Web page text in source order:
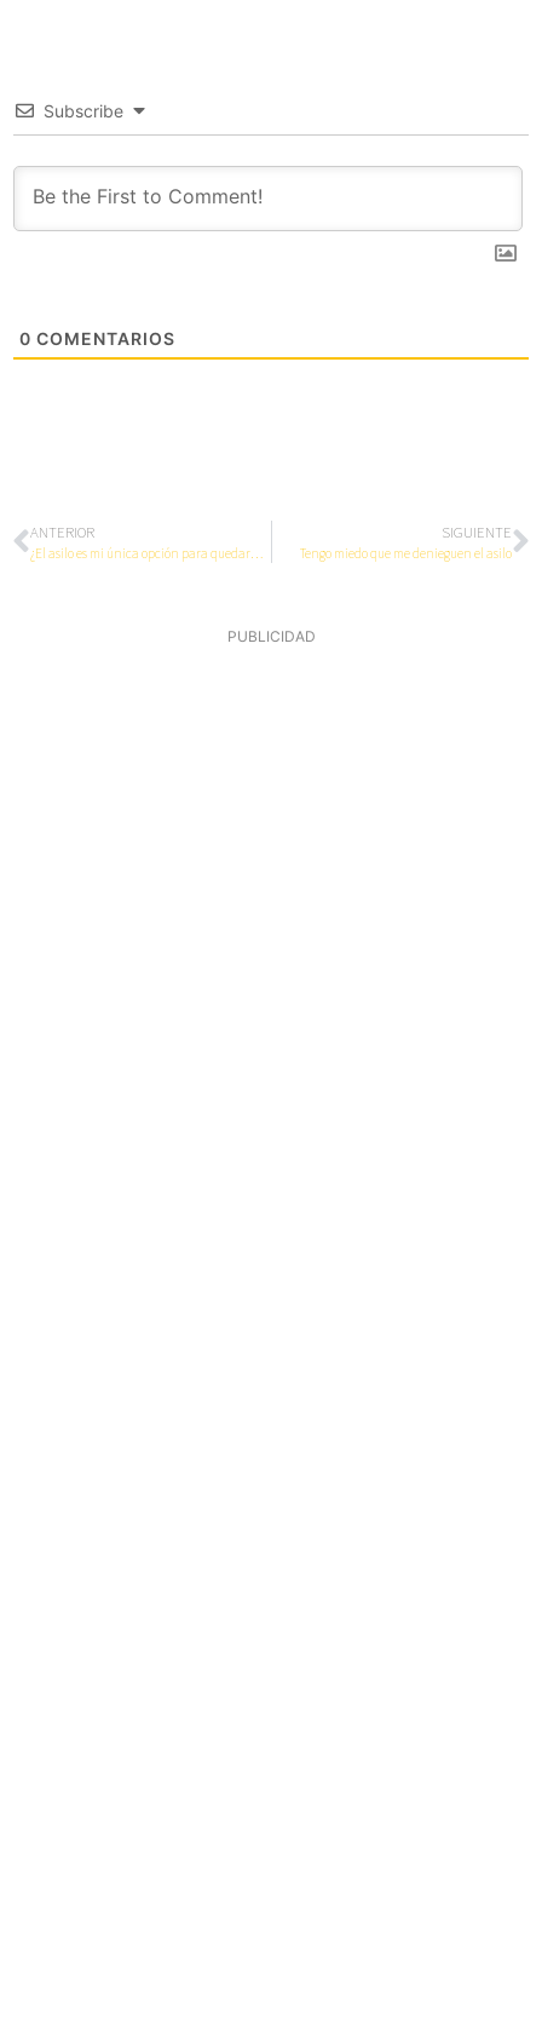
Subscribe
0 COMENTARIOS
ANTERIOR
¿El asilo es mi única opción para quedarme viviendo en España?
SIGUIENTE
Tengo miedo que me denieguen el asilo
PUBLICIDAD